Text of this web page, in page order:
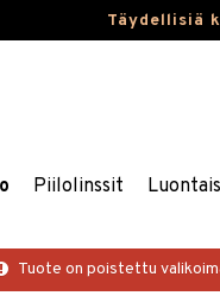
Täydellisiä
Piilolinssit
Tuote on poistettu